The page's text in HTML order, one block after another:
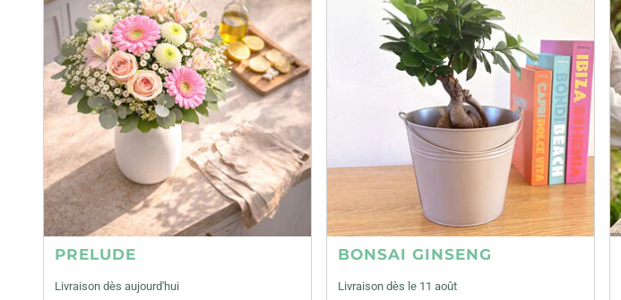
PRELUDE
Livraison dès aujourd'hui
BONSAI GINSENG
Livraison dès le 11 août